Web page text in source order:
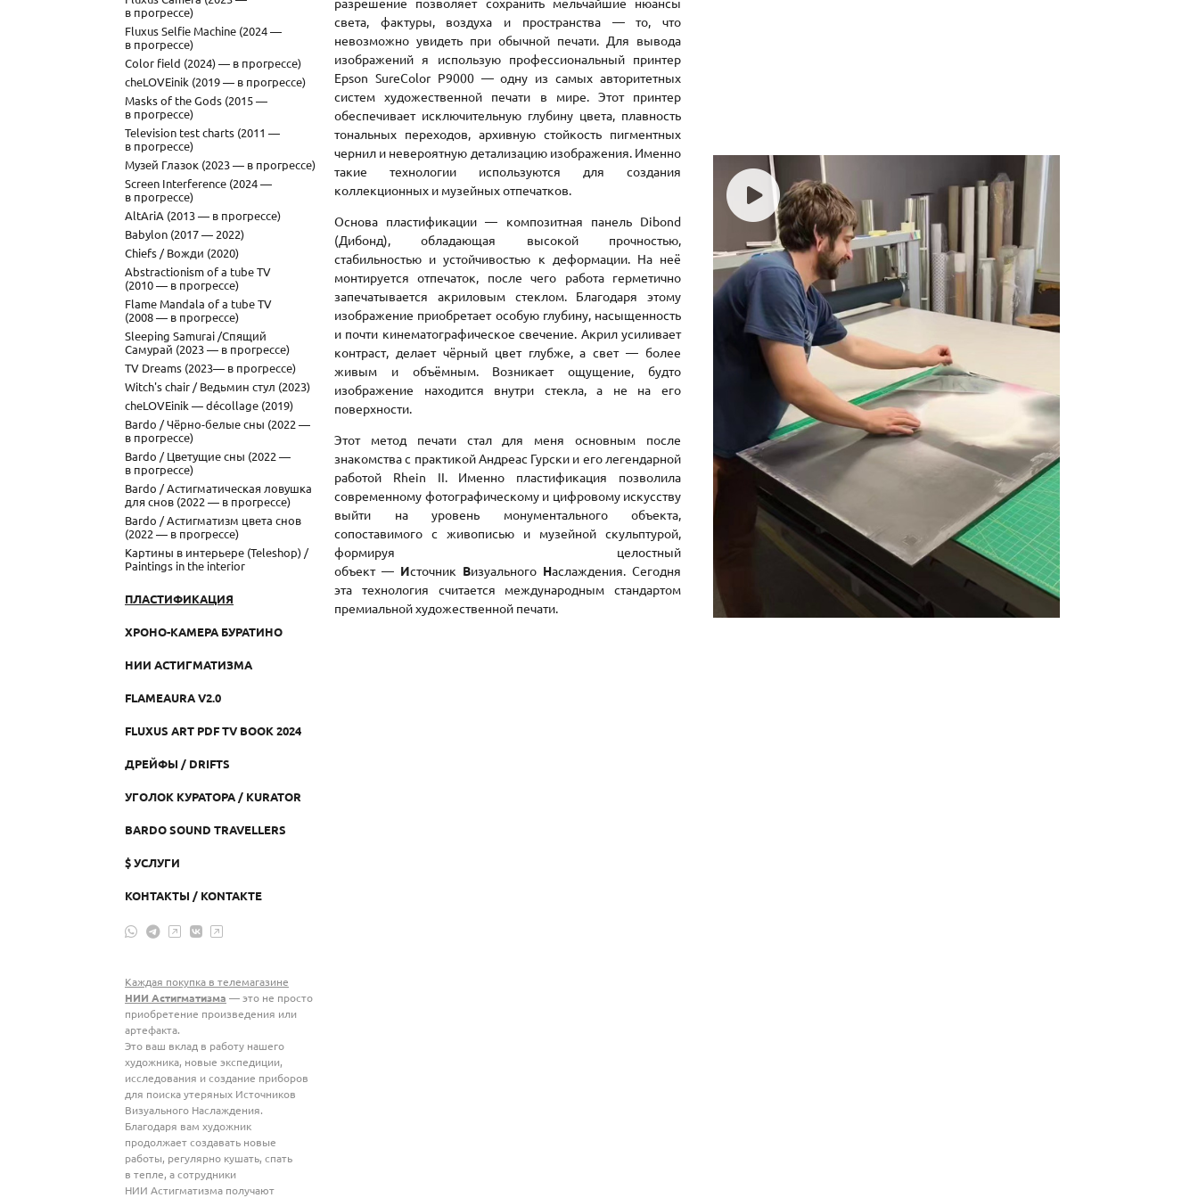
в прогрессе)
Fluxus Selfie Machine (2024 —
в прогрессе)
Color field (2024) — в прогрессе)
cheLOVEinik (2019 — в прогрессе)
Masks of the Gods (2015 —
в прогрессе)
Television test charts (2011 —
в прогрессе)
Музей Глазок (2023 — в прогрессе)
Screen Interference (2024 —
в прогрессе)
AltAriA (2013 — в прогрессе)
Babylon (2017 — 2022)
Chiefs / Вожди (2020)
Abstractionism of a tube TV
(2010 — в прогрессе)
Flame Mandala of a tube TV
(2008 — в прогрессе)
Sleeping Samurai /Спящий
Самурай (2023 — в прогрессе)
TV Dreams (2023— в прогрессе)
Witch's chair / Ведьмин стул (2023)
cheLOVEinik — décollage (2019)
Bardo / Чёрно-белые сны (2022 —
в прогрессе)
Bardo / Цветущие сны (2022 —
в прогрессе)
Bardo / Астигматическая ловушка
для снов (2022 — в прогрессе)
Bardo / Астигматизм цвета снов
(2022 — в прогрессе)
Картины в интерьере (Teleshop) /
Paintings in the interior
ПЛАСТИФИКАЦИЯ
ХРОНО-КАМЕРА БУРАТИНО
НИИ АСТИГМАТИЗМА
FLAMEAURA V2.0
FLUXUS ART PDF TV BOOK 2024
ДРЕЙФЫ / DRIFTS
УГОЛОК КУРАТОРА / KURATOR
BARDO SOUND TRAVELLERS
$ УСЛУГИ
КОНТАКТЫ / KONTAKTE
Каждая покупка в телемагазине
НИИ Астигматизма — это не просто
приобретение произведения или
артефакта.
Это ваш вклад в работу нашего
художника, новые экспедиции,
исследования и создание приборов
для поиска утеряных Источников
Визуального Наслаждения.
Благодаря вам художник
продолжает создавать новые
работы, регулярно кушать, спать
в тепле, а сотрудники
НИИ Астигматизма получают
света, фактуры, воздуха и пространства — то, что
невозможно увидеть при обычной печати. Для вывода
изображений я использую профессиональный принтер
Epson SureColor P9000 — одну из самых авторитетных
систем художественной печати в мире. Этот принтер
обеспечивает исключительную глубину цвета, плавность
тональных переходов, архивную стойкость пигментных
чернил и невероятную детализацию изображения. Именно
такие технологии используются для создания
коллекционных и музейных отпечатков.
Основа пластификации — композитная панель Dibond
(Дибонд), обладающая высокой прочностью,
стабильностью и устойчивостью к деформации. На неё
монтируется отпечаток, после чего работа герметично
запечатывается акриловым стеклом. Благодаря этому
изображение приобретает особую глубину, насыщенность
и почти кинематографическое свечение. Акрил усиливает
контраст, делает чёрный цвет глубже, а свет — более
живым и объёмным. Возникает ощущение, будто
изображение находится внутри стекла, а не на его
поверхности.
Этот метод печати стал для меня основным после
знакомства с практикой Андреас Гурски и его легендарной
работой Rhein II. Именно пластификация позволила
современному фотографическому и цифровому искусству
выйти на уровень монументального объекта,
сопоставимого с живописью и музейной скульптурой,
формируя целостный
объект — Источник Визуального Наслаждения. Сегодня
эта технология считается международным стандартом
премиальной художественной печати.